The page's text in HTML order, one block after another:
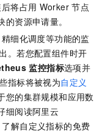
将占用 Worker 节点
资源申请量。
细化调度等功能的监
。若您配置组件时开
监控指标选项并
指标将被视为自定义
您的集群规模和应用数
细阅读阿里云
了解自定义指标的免费